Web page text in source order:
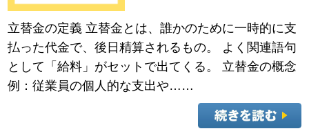
立替金の定義 立替金とは、誰かのために一時的に支
払った代金で、後日精算されるもの。 よく関連語句
として「給料」がセットで出てくる。 立替金の概念
例：従業員の個人的な支出や……